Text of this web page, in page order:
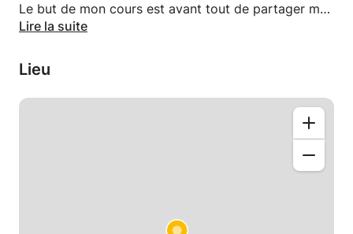
Le but de mon cours est avant tout de partager ma
passion pour les mathématiques.
Lire la suite
Lieu